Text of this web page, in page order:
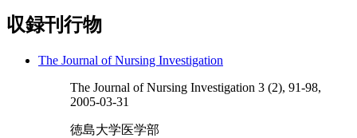
収録刊行物
The Journal of Nursing Investigation
The Journal of Nursing Investigation 3 (2), 91-98,
2005-03-31
徳島大学医学部